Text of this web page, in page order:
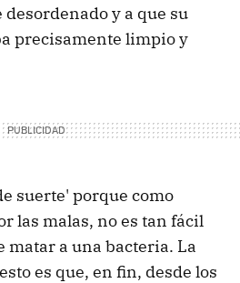
y a que su
precisamente limpio y
suerte' porque como
las malas, no es tan fácil
matar a una bacteria. La
es que, en fin, desde los